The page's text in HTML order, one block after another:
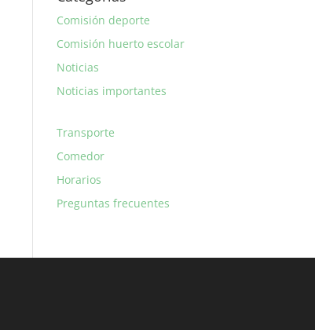
Comisión deporte
Comisión huerto escolar
Noticias
Noticias importantes
Transporte
Comedor
Horarios
Preguntas frecuentes